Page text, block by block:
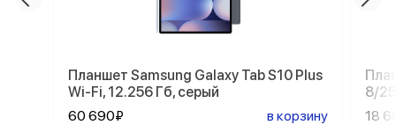
Планшет Samsung Galaxy Tab S10 Plus
Wi-Fi, 12.256 Гб, серый
60 690₽
в корзину
8/
18